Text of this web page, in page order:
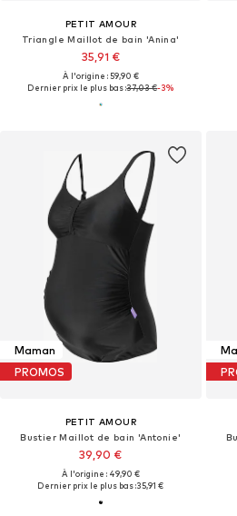
PETIT AMOUR
Triangle Maillot de bain 'Anina'
35,91 €
À l'origine : 59,90 €
Dernier prix le plus bas :37,03 €-3%
Maman
PROMOS
PETIT AMOUR
Bustier Maillot de bain 'Antonie'
39,90 €
À l'origine : 49,90 €
Dernier prix le plus bas :35,91 €